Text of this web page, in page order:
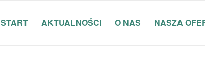
START AKTUALNOŚCI O NAS NASZA